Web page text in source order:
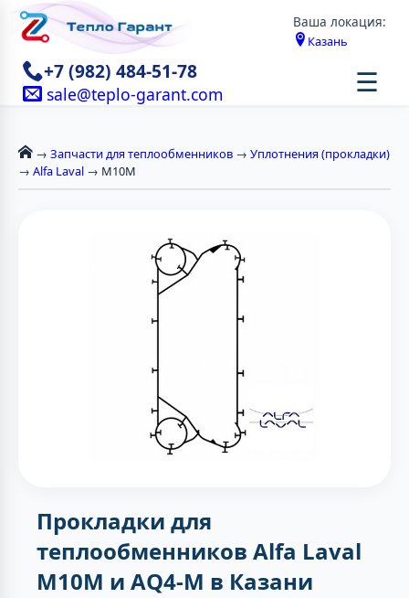
Ваша локация:
Казань
+7 (982) 484-51-78
sale@teplo-garant.com ☰
→ Запчасти для теплообменников → Уплотнения (прокладки)
→ Alfa Laval → M10M
Прокладки для
теплообменников Alfa Laval
M10M и AQ4-M в Казани